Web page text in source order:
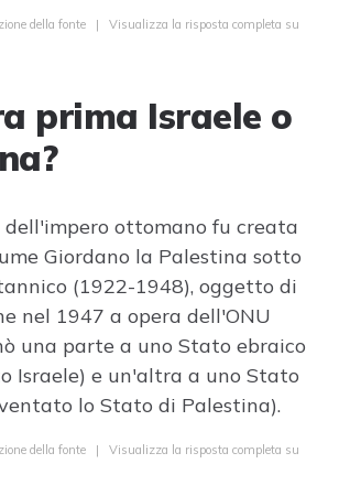
della fonte | Visualizza la risposta completa su
prima Israele o
dell'impero ottomano fu creata
Giordano la Palestina sotto
(1922-1948), oggetto di
nel 1947 a opera dell'ONU
una parte a uno Stato ebraico
Israele) e un'altra a uno Stato
lo Stato di Palestina).
della fonte | Visualizza la risposta completa su